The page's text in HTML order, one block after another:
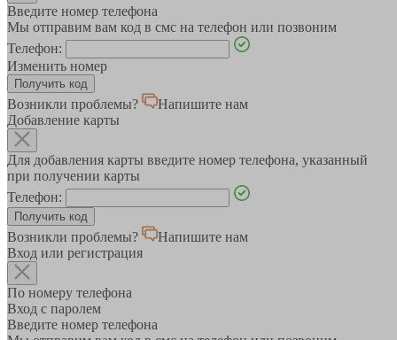
Введите номер телефона
Мы отправим вам код в смс на телефон или позвоним
Телефон:
Изменить номер
Возникли проблемы?
Напишите нам
Добавление карты
Для добавления карты введите номер телефона, указанный
при получении карты
Телефон:
Возникли проблемы?
Напишите нам
Вход или регистрация
По номеру телефона
Вход с паролем
Введите номер телефона